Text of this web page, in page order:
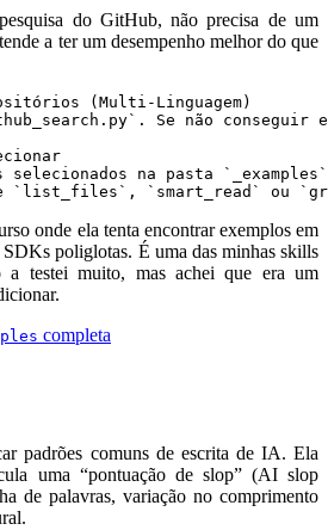
do GitHub, não precisa de um
a ter um desempenho melhor do que
na pasta
`_examples`
`list_files` , `smart_read` ou
onde ela tenta encontrar exemplos em
poliglotas. É uma das minhas skills
a testei muito, mas achei que era um
completa
padrões comuns de escrita de IA. Ela
uma “pontuação de slop” (AI slop
de palavras, variação no comprimento